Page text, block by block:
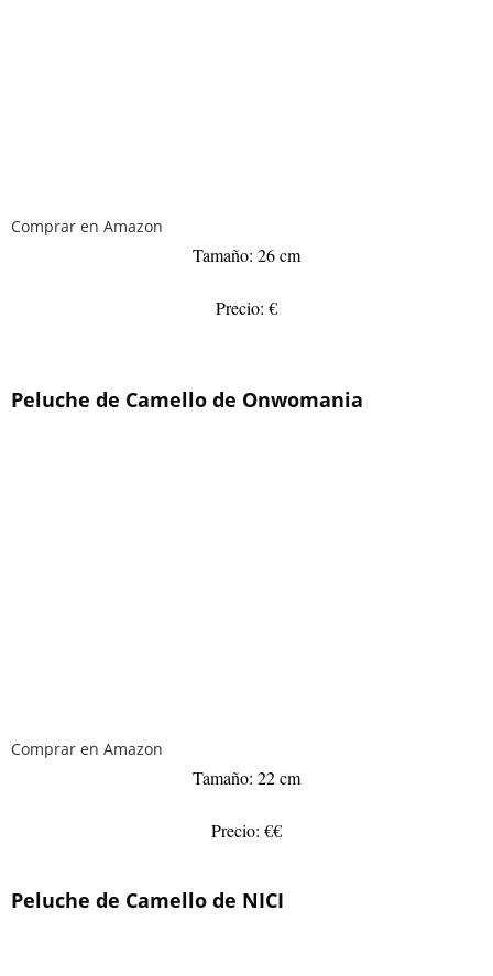
Comprar en Amazon
Tamaño: 26 cm
Precio: €
Peluche de Camello de Onwomania
Comprar en Amazon
Tamaño: 22 cm
Precio: €€
Peluche de Camello de NICI